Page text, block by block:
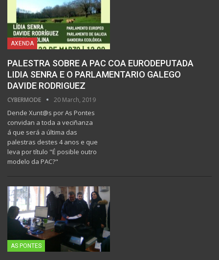
AXENDA
PALESTRA SOBRE A PAC COA EURODEPUTADA
LIDIA SENRA E O PARLAMENTARIO GALEGO
DAVIDE RODRIGUEZ
CYBERMODE 20 March, 2019
Dende Xunt@s por As Pontes
convidan a toda a veciñanza
á que será a última das
palestras destes 4 anos e que
leva por título "É posible outro
modelo da PAC?"
AS PONTES